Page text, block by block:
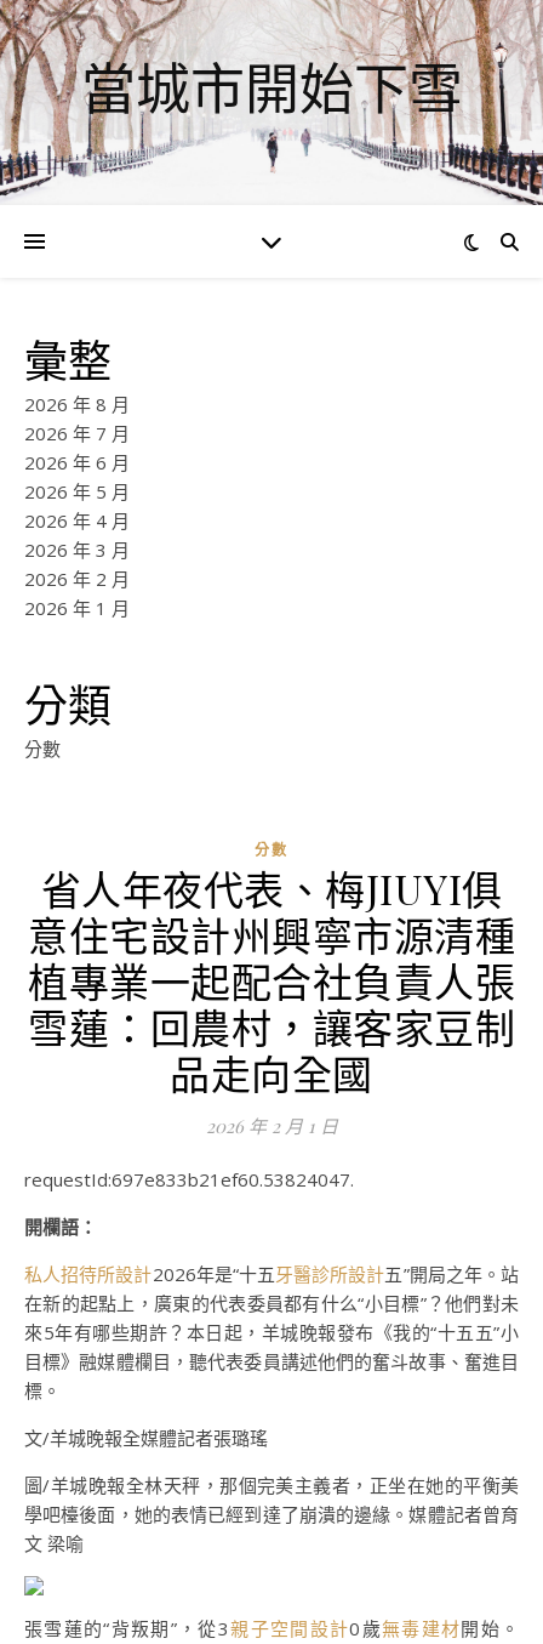
當城市開始下雪
彙整
2026 年 8 月
2026 年 7 月
2026 年 6 月
2026 年 5 月
2026 年 4 月
2026 年 3 月
2026 年 2 月
2026 年 1 月
分類
分數
分數
省人年夜代表、梅JIUYI俱
意住宅設計州興寧市源清種
植專業一起配合社負責人張
雪蓮：回農村，讓客家豆制
品走向全國
2026 年 2 月 1 日
requestId:697e833b21ef60.53824047.
開欄語：
私人招待所設計2026年是“十五牙醫診所設計五”開局之年。站
在新的起點上，廣東的代表委員都有什么“小目標”？他們對未
來5年有哪些期許？本日起，羊城晚報發布《我的“十五五”小
目標》融媒體欄目，聽代表委員講述他們的奮斗故事、奮進目
標。
文/羊城晚報全媒體記者張璐瑤
圖/羊城晚報全林天秤，那個完美主義者，正坐在她的平衡美
學吧檯後面，她的表情已經到達了崩潰的邊緣。媒體記者曾育
文 梁喻
張雪蓮的“背叛期”，從3親子空間設計0歲無毒建材開始。